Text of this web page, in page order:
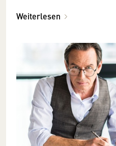
Weiterlesen